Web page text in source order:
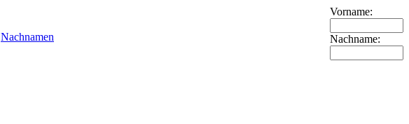
Nachnamen
Vorname:
Nachname: